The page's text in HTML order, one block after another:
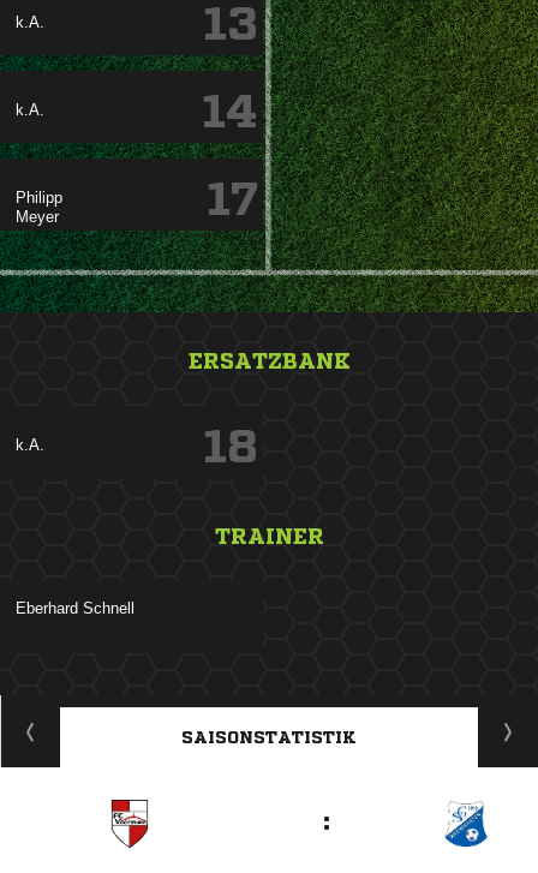
k.A. 13
k.A. 14


17
ERSATZBANK
k.A. 18
TRAINER
 
ANZEIGE
SAISONSTATISTIK
: